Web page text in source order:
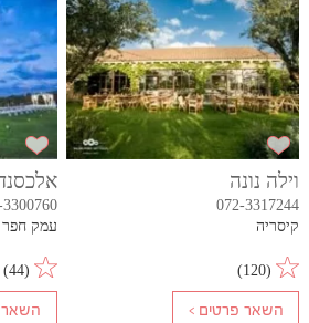
וילה נונה
072-3317244
קיסריה
(
120
)
עמק חפר
(
44
)